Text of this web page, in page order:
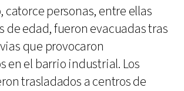
catorce personas, entre ellas
de edad, fueron evacuadas tras
que provocaron
en el barrio industrial. Los
trasladados a centros de